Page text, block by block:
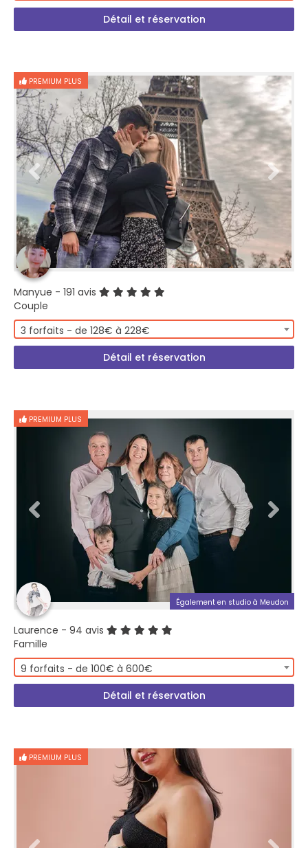
Détail et réservation
PREMIUM PLUS
Manyue - 191 avis
Couple
3 forfaits - de 128€ à 228€
Détail et réservation
PREMIUM PLUS
Également en studio à Meudon
Laurence - 94 avis
Famille
9 forfaits - de 100€ à 600€
Détail et réservation
PREMIUM PLUS